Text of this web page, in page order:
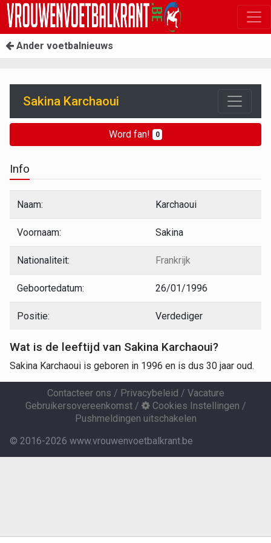
Ander voetbalnieuws
Sakina Karchaoui
Word fan! 0
Info
Naam: Karchaoui
Voornaam: Sakina
Nationaliteit: Frankrijk
Geboortedatum: 26/01/1996
Positie: Verdediger
Wat is de leeftijd van Sakina Karchaoui?
Sakina Karchaoui is geboren in 1996 en is dus 30 jaar oud.
Contacteer ons / Privacybeleid / Vacature
Gebruikersovereenkomst/ Cookies Instellingen /
Pushmeldingen uitschakelen
© 2016-2026 www.vrouwenvoetbalkrant.be